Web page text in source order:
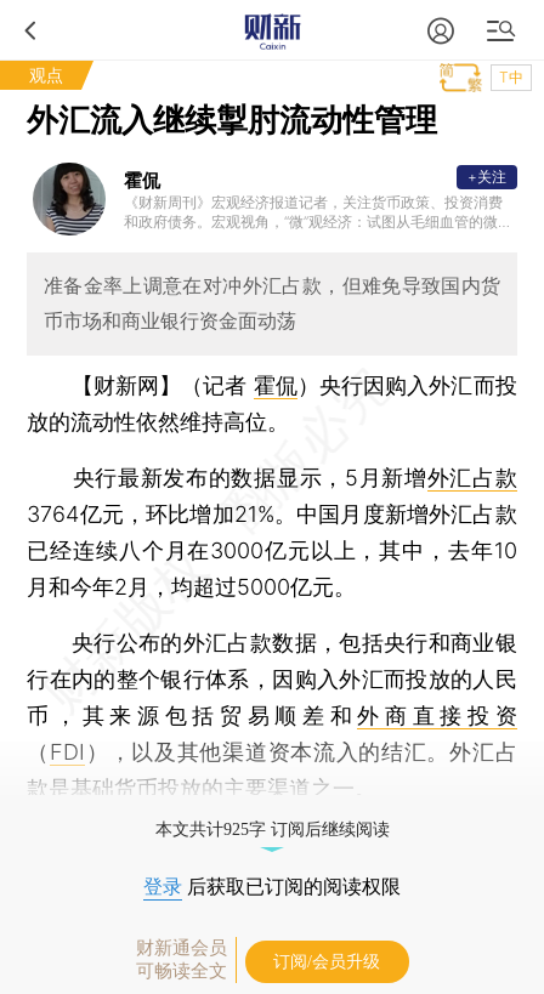
观点 T中
外汇流入继续掣肘流动性管理
霍侃
《财新周刊》宏观经济报道记者，关注货币政策、投资消费
和政府债务。宏观视角，“微”观经济：试图从毛细血管的微观
+关注
准备金率上调意在对冲外汇占款，但难免导致国内货
币市场和商业银行资金面动荡
【财新网】（记者 霍侃） 央行因购入外汇而投
放的流动性依然维持高位。
央行最新发布的数据显示，5月新增外汇占款
3764亿元，环比增加21%。中国月度新增外汇占款
已经连续八个月在3000亿元以上，其中，去年10
月和今年2月，均超过5000亿元。
央行公布的外汇占款数据，包括央行和商业银
行在内的整个银行体系，因购入外汇而投放的人民
币，其来源包括贸易顺差和外商直接投资
（ FDI ），以及其他渠道资本流入的结汇。外汇占
款是基础货币投放的主要渠道之一。
本文共计925字 订阅后继续阅读
登录 后获取已订阅的阅读权限
财新通会员
可畅读全文
订阅/会员升级